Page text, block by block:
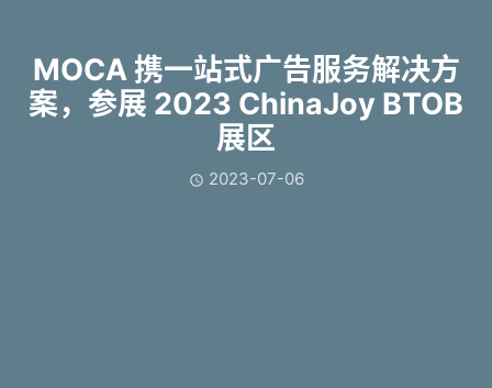
MOCA 携一站式广告服务解决方
案，参展 2023 ChinaJoy BTOB
展区
 2023-07-06